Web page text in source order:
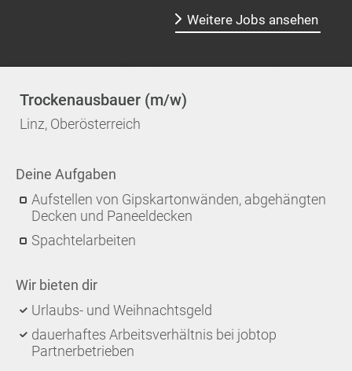
Weitere Jobs ansehen
Trockenausbauer (m/w)
Linz, Oberösterreich
Deine Aufgaben
Aufstellen von Gipskartonwänden, abgehängten
Decken und Paneeldecken
Spachtelarbeiten
Wir bieten dir
Urlaubs- und Weihnachtsgeld
dauerhaftes Arbeitsverhältnis bei jobtop
Partnerbetrieben